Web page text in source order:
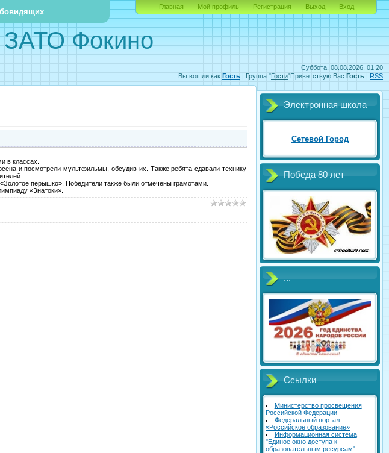
Суббота, 08.08.2026, 01:20
Вы вошли как Гость | Группа "Гости"Приветствую Вас Гость | RSS
Фокино
Главная Мой профиль Регистрация Выход Вход
в классах.
и посмотрели мультфильмы, обсудив их. Также ребята сдавали технику
перышко». Победители также были отмечены грамотами.
«Знатоки».
Электронная школа
Сетевой Город
Победа 80 лет
...
Ссылки
Министерство просвещения
Российской Федерации
Федеральный портал
«Российское образование»
Информационная система
"Единое окно доступа к
образовательным ресурсам"